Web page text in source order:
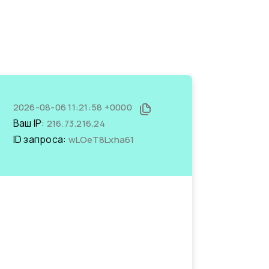
2026-08-06 11:21:58 +0000
Ваш IP: 216.73.216.24
ID запроса: wLOeT8Lxha61